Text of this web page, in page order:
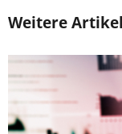
Weitere Artikel